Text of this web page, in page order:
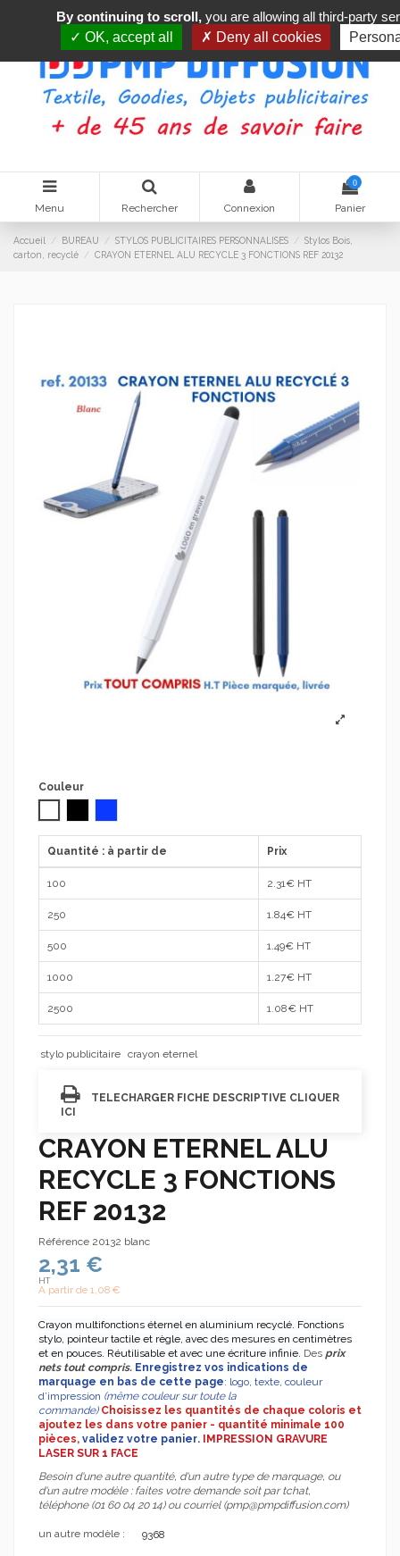
Menu Rechercher Connexion
0
Panier
Accueil BUREAU STYLOS PUBLICITAIRES PERSONNALISES
Stylos Bois,
carton, recyclé
CRAYON ETERNEL ALU RECYCLE 3 FONCTIONS REF 20132
Couleur
Quantité : à partir de Prix
100 2.31 € HT
250 1.84€ HT
500 1.49€ HT
1000 1.27€ HT
2500 1.08€ HT
stylo publicitaire crayon eternel
TELECHARGER FICHE DESCRIPTIVE CLIQUER
ICI
CRAYON ETERNEL ALU
RECYCLE 3 FONCTIONS
REF 20132
Référence 20132 blanc
2,31 €
HT
A partir de 1,08 €
Crayon multifonctions éternel en aluminium recyclé. Fonctions
stylo, pointeur tactile et règle, avec des mesures en centimètres
et en pouces. Réutilisable et avec une écriture infinie. Des prix
nets tout compris. Enregistrez vos indications de
marquage en bas de cette page: logo, texte, couleur
d’impression (même couleur sur toute la
commande) Choisissez les quantités de chaque coloris et
ajoutez les dans votre panier - quantité minimale 100
pièces, validez votre panier.
IMPRESSION GRAVURE
LASER SUR 1 FACE
Besoin d'une autre quantité, d'un autre type de marquage, ou
d'un autre modèle : faites votre demande soit par tchat,
téléphone (01 60 04 20 14) ou courriel (pmp@pmpdiffusion.com)
un autre modèle : 9368
By continuing to scroll, you are allowing all third-party
OK, accept all
Deny all cookies